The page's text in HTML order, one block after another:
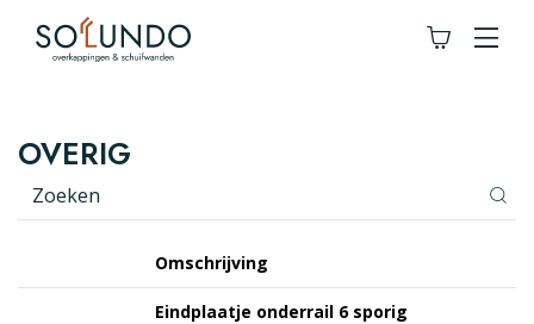
OVERIG
Omschrijving
Eindplaatje onderrail 6 sporig